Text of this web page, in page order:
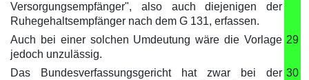
Versorgungsempfänger", also auch diejenigen der
Ruhegehaltsempfänger nach dem G 131, erfassen.
Auch bei einer solchen Umdeutung wäre die Vorlage
jedoch unzulässig.
29
Das Bundesverfassungsgericht hat zwar bei der 30